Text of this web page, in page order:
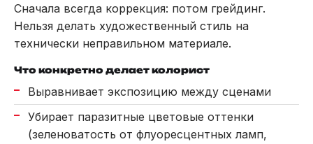
Сначала всегда коррекция: потом грейдинг.
Нельзя делать художественный стиль на
технически неправильном материале.
Что конкретно делает колорист
Выравнивает экспозицию между сценами
Убирает паразитные цветовые оттенки
(зеленоватость от флуоресцентных ламп,